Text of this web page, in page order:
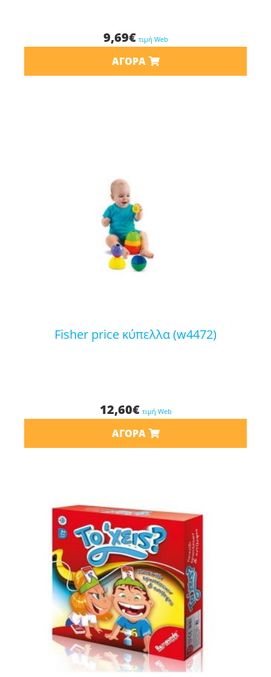
9,69€ τιμή Web
ΑΓΟΡΆ
fisher price κύπελλα (w4472)
12,60€ τιμή Web
ΑΓΟΡΆ